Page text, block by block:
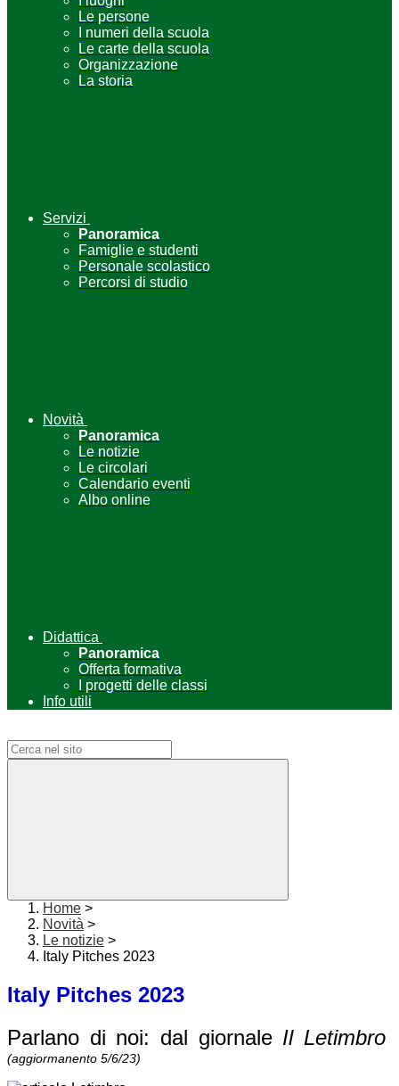
Le persone
I numeri della scuola
Le carte della scuola
Organizzazione
La storia
Servizi
Panoramica
Famiglie e studenti
Personale scolastico
Percorsi di studio
Novità
Panoramica
Le notizie
Le circolari
Calendario eventi
Albo online
Didattica
Panoramica
Offerta formativa
I progetti delle classi
Info utili
Home >
Novità >
Le notizie >
Italy Pitches 2023
Italy Pitches 2023
Parlano di noi: dal giornaleIl Letimbro
(aggiormanento 5/6/23)